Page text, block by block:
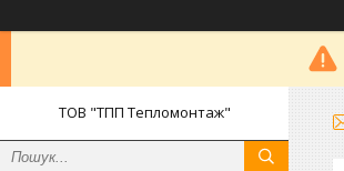
ТОВ "ТПП Тепломонтаж"